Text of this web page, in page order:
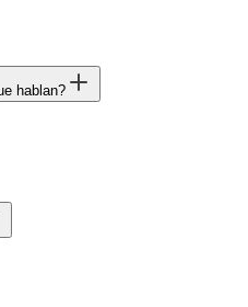
hablan?